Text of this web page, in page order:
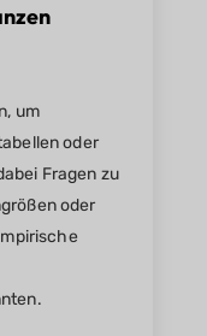
um
oder
Fragen zu
oder